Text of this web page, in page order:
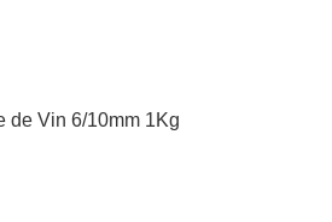
de Vin 6/10mm 1Kg